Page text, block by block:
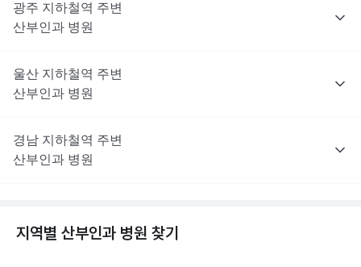
광주 지하철역 주변
산부인과 병원
울산 지하철역 주변
산부인과 병원
경남 지하철역 주변
산부인과 병원
지역별 산부인과 병원 찾기